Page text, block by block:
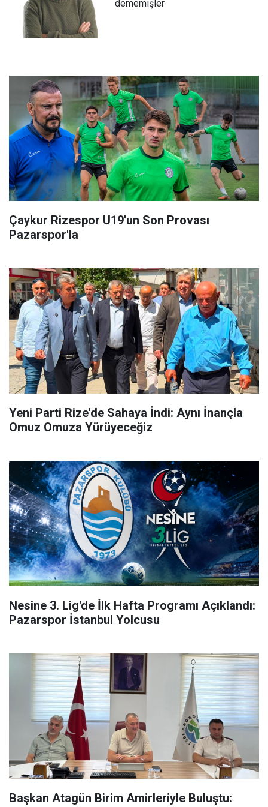
dememişler
Çaykur Rizespor U19'un Son Provası
Pazarspor'la
Yeni Parti Rize'de Sahaya İndi: Aynı İnançla
Omuz Omuza Yürüyeceğiz
Nesine 3. Lig'de İlk Hafta Programı Açıklandı:
Pazarspor İstanbul Yolcusu
Başkan Atagün Birim Amirleriyle Buluştu: